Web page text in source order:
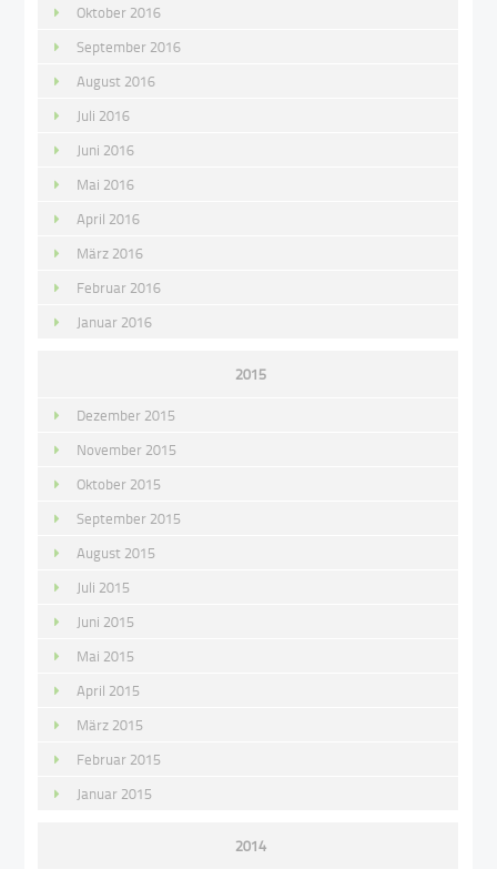
Oktober 2016
September 2016
August 2016
Juli 2016
Juni 2016
Mai 2016
April 2016
März 2016
Februar 2016
Januar 2016
2015
Dezember 2015
November 2015
Oktober 2015
September 2015
August 2015
Juli 2015
Juni 2015
Mai 2015
April 2015
März 2015
Februar 2015
Januar 2015
2014